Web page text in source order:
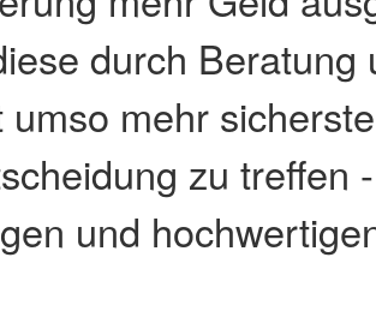
durch Beratung
umso mehr
zu treffen
und